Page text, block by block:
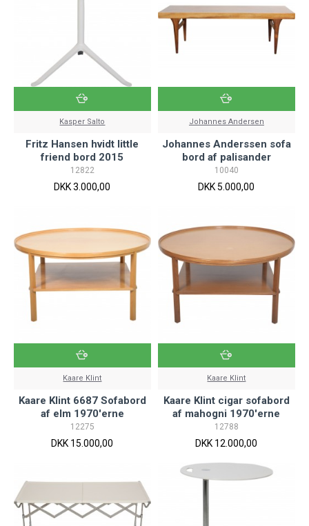
Kasper Salto
Fritz Hansen hvidt little
friend bord 2015
12822
DKK 3.000,00
Johannes Andersen
Johannes Anderssen sofa
bord af palisander
10040
DKK 5.000,00
Kaare Klint
Kaare Klint 6687 Sofabord
af elm 1970'erne
12275
DKK 15.000,00
Kaare Klint
Kaare Klint cigar sofabord
af mahogni 1970'erne
12788
DKK 12.000,00